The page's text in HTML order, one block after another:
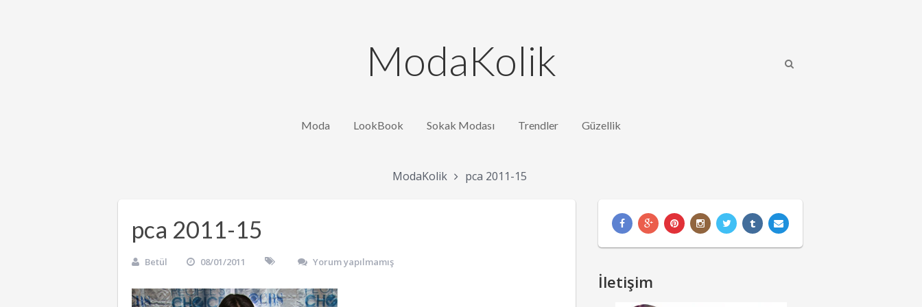
ModaKolik
Moda LookBook Sokak Modası Trendler Güzellik
ModaKolik pca 2011-15
pca 2011-15
Betül 08/01/2011 Yorum yapılmamış
İletişim